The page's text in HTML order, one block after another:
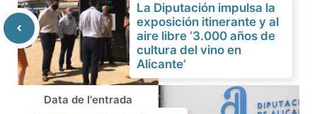
La Diputación impulsa la
exposición itinerante y al
aire libre ‘3.000 años de
cultura del vino en
Alicante’
Data de l'entrada